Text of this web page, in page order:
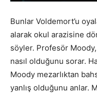
Bunlar Voldemort’u
alarak okul arazisine
söyler. Profesör Moody,
nasıl olduğunu sorar.
Moody mezarlıktan
yanlış olduğunu anlar.